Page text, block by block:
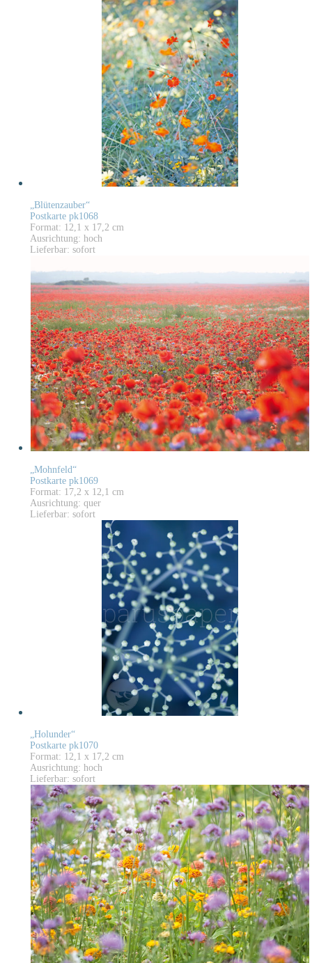
„Blütenzauber“
Postkarte pk1068
Format: 12,1 x 17,2 cm
Ausrichtung: hoch
Lieferbar: sofort
„Mohnfeld“
Postkarte pk1069
Format: 17,2 x 12,1 cm
Ausrichtung: quer
Lieferbar: sofort
„Holunder“
Postkarte pk1070
Format: 12,1 x 17,2 cm
Ausrichtung: hoch
Lieferbar: sofort